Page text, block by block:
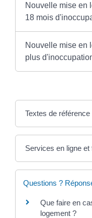
Nouvelle mise en
18 mois
Nouvelle mise en
plus
Textes de référence
Services en ligne et
Questions ?
Que faire en
logement ?